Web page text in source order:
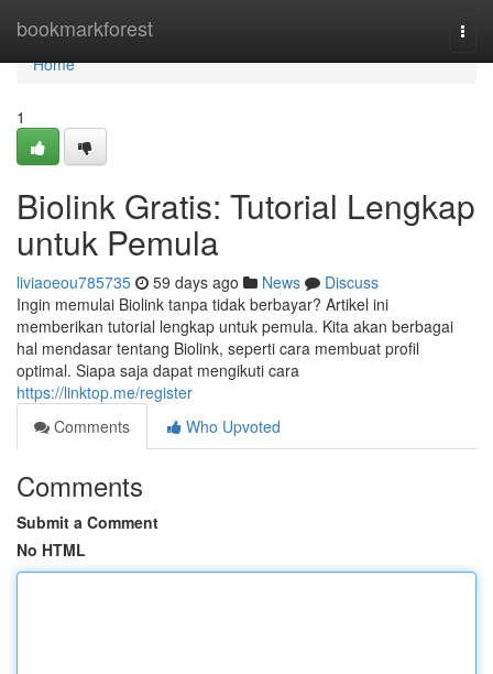
bookmarkforest
Home
Home
1
Biolink Gratis: Tutorial Lengkap
untuk Pemula
liviaoeou785735 59 days ago News
Discuss
Ingin memulai Biolink tanpa tidak berbayar? Artikel ini
memberikan tutorial lengkap untuk pemula. Kita akan berbagai
hal mendasar tentang Biolink, seperti cara membuat profil
optimal. Siapa saja dapat mengikuti cara
https://linktop.me/register
Comments
Who Upvoted
Comments
Submit a Comment
No HTML